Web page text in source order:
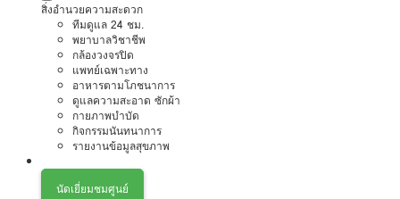
สิ่งอำนวยความสะดวก
ทีมดูแล 24 ชม.
พยาบาลวิชาชีพ
กล้องวงจรปิด
แพทย์เฉพาะทาง
อาหารตามโภชนาการ
ดูแลความสะอาด ซักผ้า
กายภาพบำบัด
กิจกรรมนันทนาการ
รายงานข้อมูลสุขภาพ
นัดเยี่ยมชมศูนย์